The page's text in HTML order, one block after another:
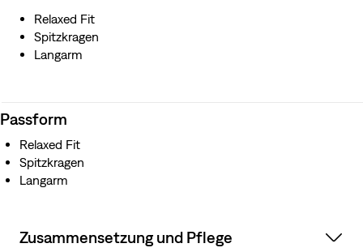
Relaxed Fit
Spitzkragen
Langarm
Passform
Relaxed Fit
Spitzkragen
Langarm
Zusammensetzung und Pflege